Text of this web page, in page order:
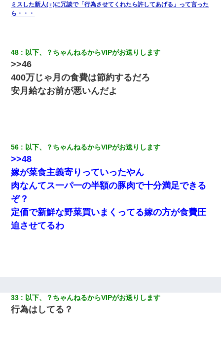
ミスした新人(♀)に冗談で「行為させてくれたら許してあげる」って言った
ら・・・
48 以下、？ちゃんねるからVIPがお送りします
>>46
400万じゃ月の食費は節約するだろ
安月給なお前が悪いんだよ
56 以下、？ちゃんねるからVIPがお送りします
>>48
嫁が菜食主義寄りっていったやん
肉なんてス一パ一の半額の豚肉で十分満足できる
ぞ？
定価で新鮮な野菜買いまくってる嫁の方が食費圧
迫させてるわ
33 以下、？ちゃんねるからVIPがお送りします
行為はしてる？